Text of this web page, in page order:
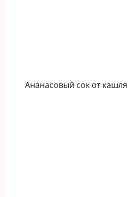
Ананасовый сок от кашля